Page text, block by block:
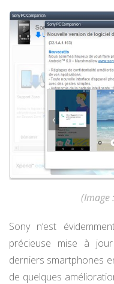
(Image
Sony n’est
précieuse mise à
derniers smartphones
de quelques